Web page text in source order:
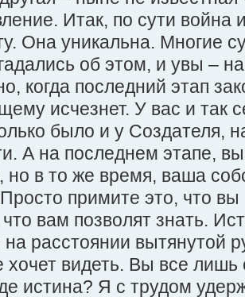
Итак, по сути
Она уникальна. Многие
об этом, и увы –
когда последний этап
исчезнет. У вас и так
было и у Создателя,
А на последнем этапе,
в то же время, ваша
Просто примите это, что вы
что вам позволят знать.
на расстоянии вытянутой
видеть. Вы все лишь
истина? Я с трудом